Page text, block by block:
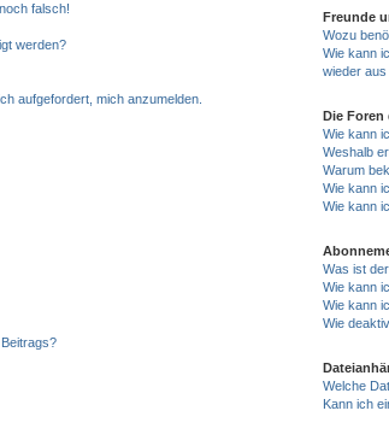
falsch!
werden?
aufgefordert, mich anzumelden.
Freunde
Wozu
Wie kann
wieder
Die Foren
Wie kann
Weshalb
Warum
Wie kann
Wie kann
Was ist
Wie kann
Wie kann
Wie
Welche
Kann ich